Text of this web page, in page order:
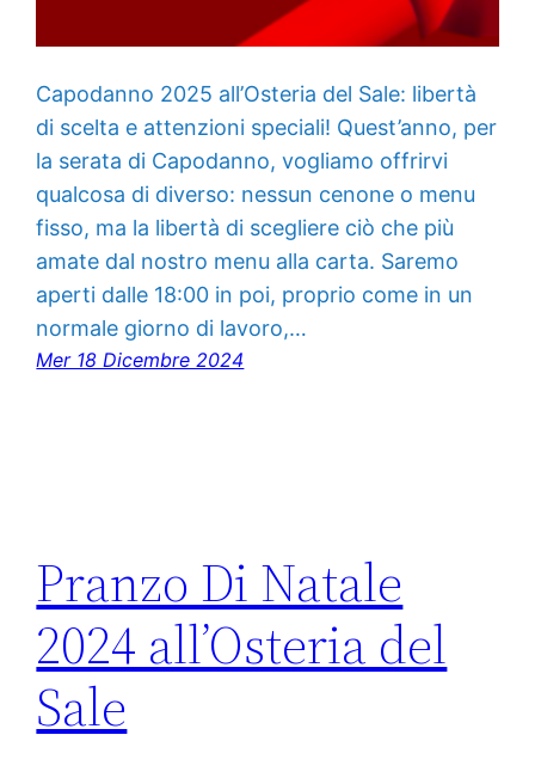
Capodanno 2025 all’Osteria del Sale: libertà
di scelta e attenzioni speciali! Quest’anno, per
la serata di Capodanno, vogliamo offrirvi
qualcosa di diverso: nessun cenone o menu
fisso, ma la libertà di scegliere ciò che più
amate dal nostro menu alla carta. Saremo
aperti dalle 18:00 in poi, proprio come in un
normale giorno di lavoro,…
Mer 18 Dicembre 2024
Pranzo Di Natale
2024 all’Osteria del
Sale